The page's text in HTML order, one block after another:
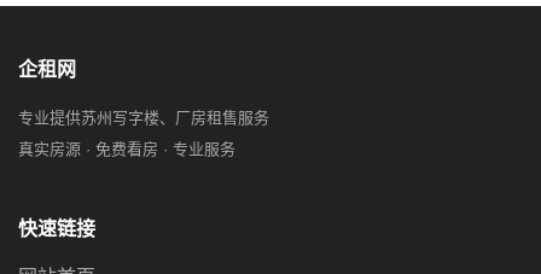
企租网
专业提供苏州写字楼、厂房租售服务
真实房源 · 免费看房 · 专业服务
快速链接